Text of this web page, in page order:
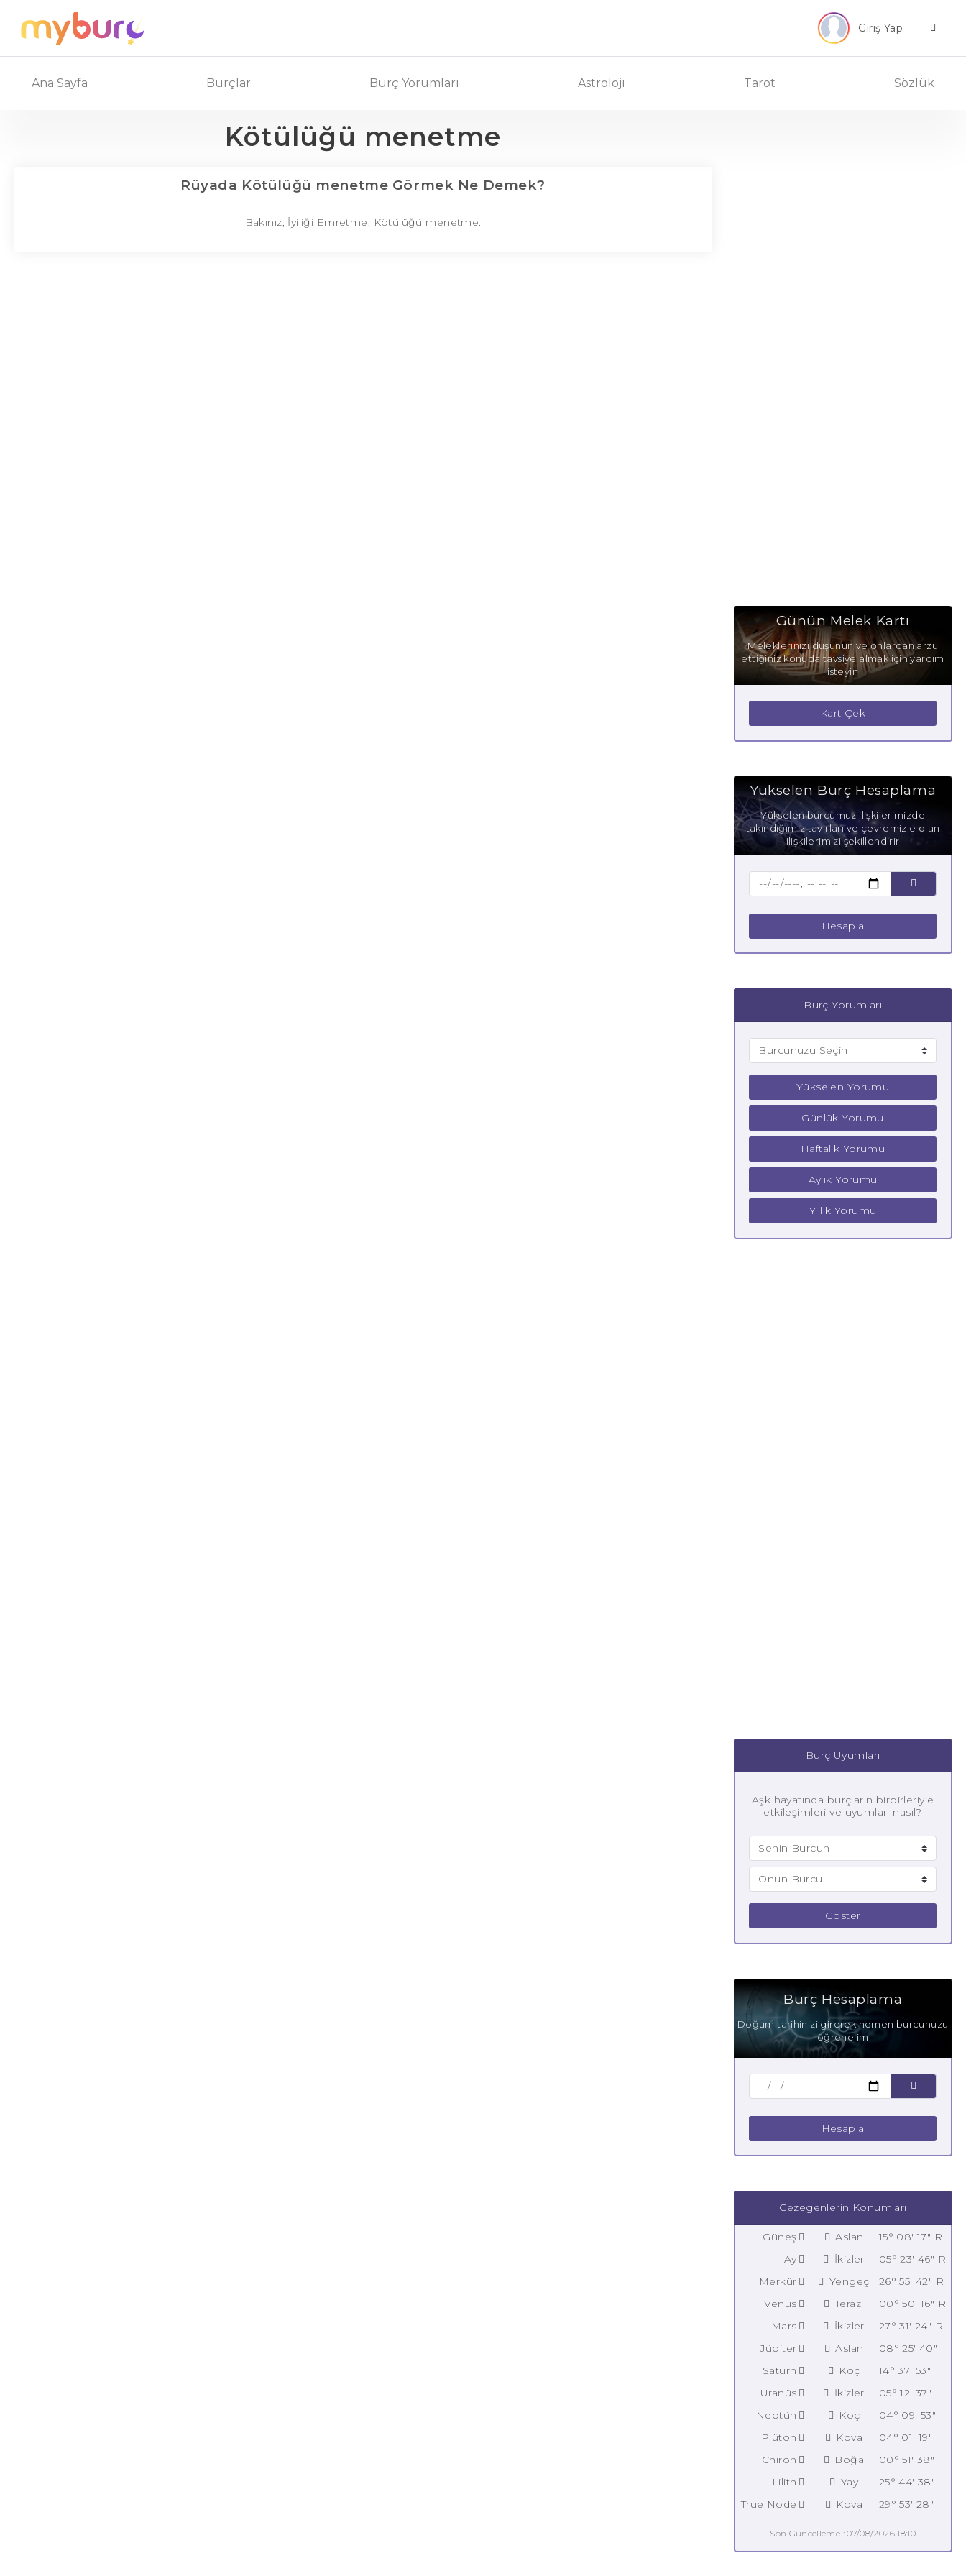
Giriş Yap
Ana Sayfa Burçlar Burç Yorumları Astroloji Tarot Sözlük
Kötülüğü menetme
Rüyada Kötülüğü menetme Görmek Ne Demek?
Bakınız; İyiliği Emretme, Kötülüğü menetme.
Günün Melek Kartı
Meleklerinizi düşünün ve onlardan arzu
ettiğiniz konuda tavsiye almak için yardım
isteyin
Kart Çek
Yükselen Burç Hesaplama
Yükselen burcumuz ilişkilerimizde
takındığımız tavırları ve çevremizle olan
ilişkilerimizi şekillendirir
Hesapla
Burç Yorumları
Yükselen Yorumu
Günlük Yorumu
Haftalık Yorumu
Aylık Yorumu
Yıllık Yorumu
Burç Uyumları
Aşk hayatında burçların birbirleriyle
etkileşimleri ve uyumları nasıl?
Göster
Burç Hesaplama
Doğum tarihinizi girerek hemen burcunuzu
öğrenelim
Hesapla
Gezegenlerin Konumları
Güneş Aslan
15° 08' 17" R
Ay
İkizler
05° 23' 46" R
Merkür
Yengeç
26° 55' 42" R
Venüs
Terazi
00° 50' 16" R
Mars
İkizler
27° 31' 24" R
Jüpiter
Aslan
08° 25' 40"
Satürn
Koç
14° 37' 53"
Uranüs
İkizler
05° 12' 37"
Neptün
Koç
04° 09' 53"
Plüton
Kova
04° 01' 19"
Chiron
Boğa
00° 51' 38"
Lilith
Yay
25° 44' 38"
True Node
Kova 29° 53' 28"
Son Güncelleme : 07/08/2026 18:10